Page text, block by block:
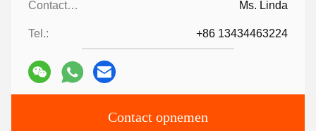
Contactpersonen: Ms. Linda
Tel.: +86 13434463224
Contact opnemen